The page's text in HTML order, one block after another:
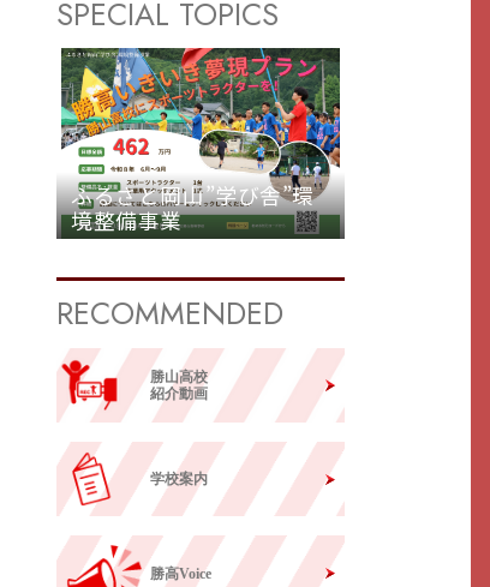
SPECIAL TOPICS
ふるさと岡山”学び舎”環
境整備事業
RECOMMENDED
勝山高校
紹介動画
学校案内
勝高Voice